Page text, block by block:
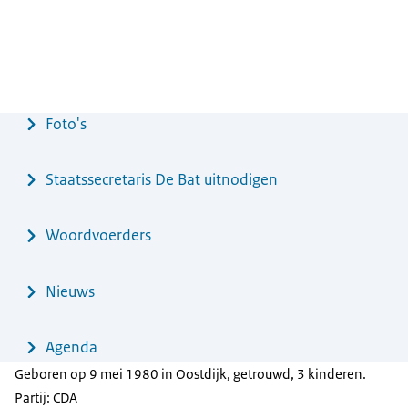
MenuFoto's
Staatssecretaris De Bat uitnodigen
Woordvoerders
Nieuws
Agenda
Geboren op 9 mei 1980 in Oostdijk, getrouwd, 3 kinderen.
Partij: CDA